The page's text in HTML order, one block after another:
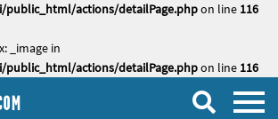
actions/detailPage.phpon line 116
_image in
actions/detailPage.phpon line 116